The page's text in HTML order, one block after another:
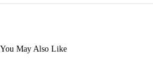
You May Also Like